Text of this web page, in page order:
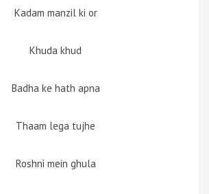
Kadam manzil ki or
Khuda khud
Badha ke hath apna
Thaam lega tujhe
Roshni mein ghula